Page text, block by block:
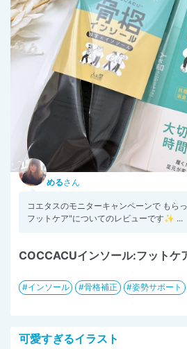
めるさん
コエタスのモニターキャンペーンで もら
フットケア"についてのレビューです✨ ...
COCCACUインソール:フットケ
インソール 骨格補正
姿勢サポート
可愛すぎるイラスト